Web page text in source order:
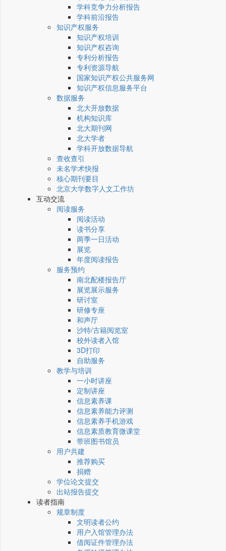
学科竞争力分析报告
学科前沿报告
知识产权服务
知识产权培训
知识产权咨询
专利分析报告
专利资源导航
国家知识产权公共服务网
知识产权信息服务平台
数据服务
北大开放数据
机构知识库
北大期刊网
北大学者
学科开放数据导航
查收查引
未名学术快报
核心期刊要目
北京大学数字人文工作坊
互动交流
阅读服务
阅读活动
读书分享
两季一日活动
展览
年度阅读报告
服务预约
南北配楼报告厅
展览展示服务
研讨室
研修专座
和声厅
沙特/古籍阅览室
校外读者入馆
3D打印
自助服务
教学与培训
一小时讲座
定制讲座
信息素养课
信息素养能力评测
信息素养手机游戏
信息素质教育微课堂
带班图书馆员
用户共建
推荐购买
捐赠
学位论文提交
出站报告提交
读者指南
规章制度
文明读者公约
用户入馆管理办法
借阅证件管理办法